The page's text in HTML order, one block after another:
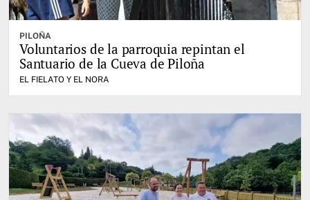
PILOÑA
Voluntarios de la parroquia repintan el
Santuario de la Cueva de Piloña
EL FIELATO Y EL NORA